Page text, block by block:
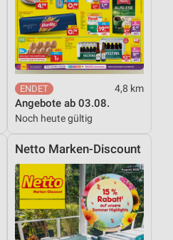
4,8 km
Angebote ab 03.08.
Noch heute gültig
Netto Marken-Discount